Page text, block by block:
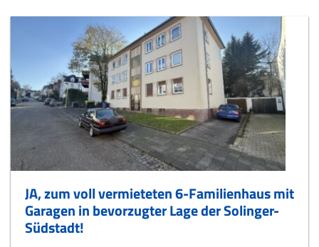
JA, zum voll vermieteten 6-Familienhaus mit
Garagen in bevorzugter Lage der Solinger-
Südstadt!